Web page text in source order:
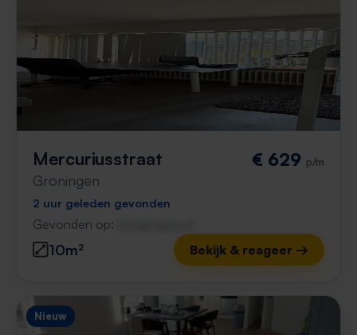
Mercuriusstraat
Groningen
€ 629 p/m
2 uur geleden gevonden
Gevonden op:
10m² Bekijk & reageer →
Nieuw